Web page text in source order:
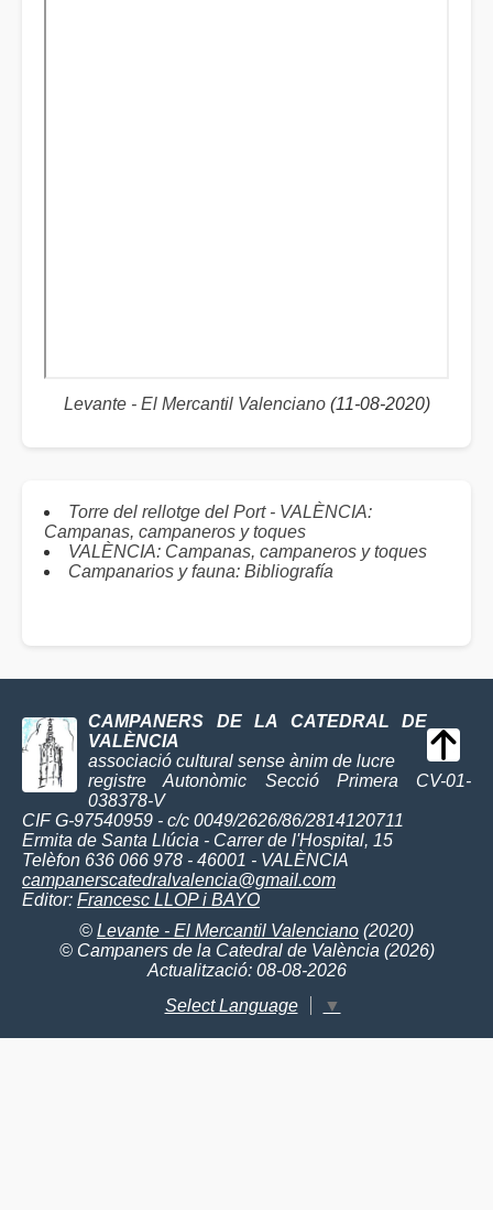
Levante - El Mercantil Valenciano(11-08-2020)
Torre del rellotge del Port - VALÈNCIA:
Campanas, campaneros y toques
VALÈNCIA: Campanas, campaneros y toques
Campanarios y fauna: Bibliografía
CAMPANERS DE LA CATEDRAL DE
VALÈNCIA
associació cultural sense ànim de lucre
registre Autonòmic Secció Primera CV-01-
038378-V
CIF G-97540959 - c/c 0049/2626/86/2814120711
Ermita de Santa Llúcia - Carrer de l'Hospital, 15
Telèfon 636 066 978 - 46001 - VALÈNCIA
campanerscatedralvalencia@gmail.com
Editor: Francesc LLOP i BAYO
© Levante - El Mercantil Valenciano (2020)
© Campaners de la Catedral de València (2026)
Actualització: 08-08-2026
Select Language
▼